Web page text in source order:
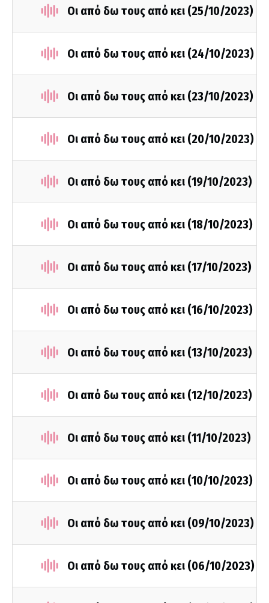
Οι από δω τους από κει (25/10/2023)
Οι από δω τους από κει (24/10/2023)
Οι από δω τους από κει (23/10/2023)
Οι από δω τους από κει (20/10/2023)
Οι από δω τους από κει (19/10/2023)
Οι από δω τους από κει (18/10/2023)
Οι από δω τους από κει (17/10/2023)
Οι από δω τους από κει (16/10/2023)
Οι από δω τους από κει (13/10/2023)
Οι από δω τους από κει (12/10/2023)
Οι από δω τους από κει (11/10/2023)
Οι από δω τους από κει (10/10/2023)
Οι από δω τους από κει (09/10/2023)
Οι από δω τους από κει (06/10/2023)